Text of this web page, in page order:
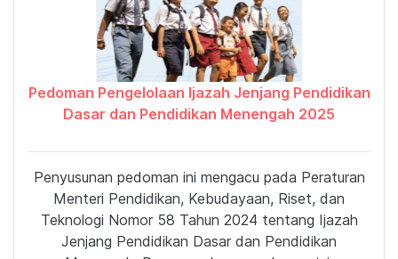
Pedoman Pengelolaan Ijazah Jenjang Pendidikan
Dasar dan Pendidikan Menengah 2025
Penyusunan pedoman ini mengacu pada Peraturan
Menteri Pendidikan, Kebudayaan, Riset, dan
Teknologi Nomor 58 Tahun 2024 tentang Ijazah
Jenjang Pendidikan Dasar dan Pendidikan